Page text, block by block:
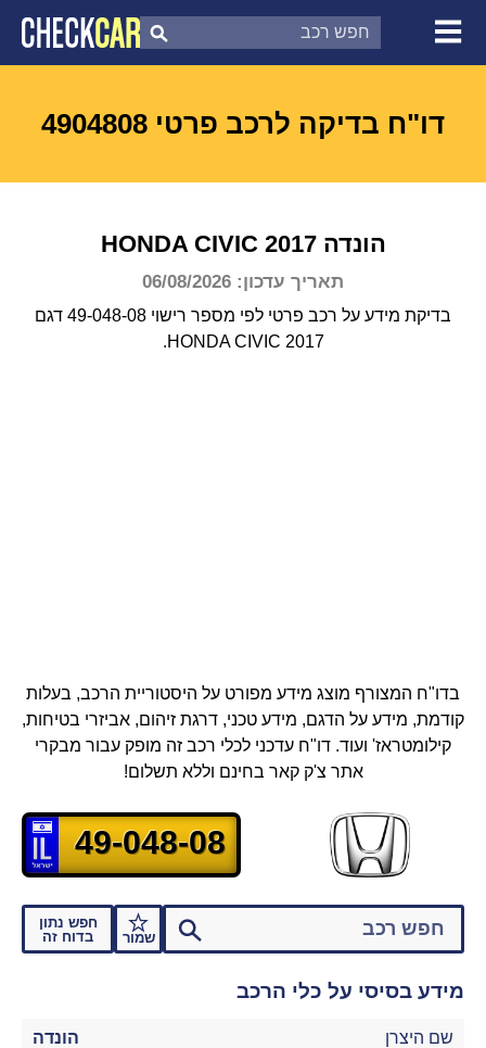
צ'ק קאר
דוח בדיקת רכב
דו"ח בדיקה לרכב פרטי 4904808
הונדה HONDA CIVIC 2017
תאריך עדכון: 06/08/2026
בדיקת מידע על רכב פרטי לפי מספר רישוי 49-048-08 דגם
HONDA CIVIC 2017.
בדו"ח המצורף מוצג מידע מפורט על היסטוריית הרכב, בעלות
קודמת, מידע על הדגם, מידע טכני, דרגת זיהום, אביזרי בטיחות,
קילומטראז' ועוד. דו"ח עדכני לכלי רכב זה מופק עבור מבקרי
אתר צ'ק קאר בחינם וללא תשלום!
שמור
חפש נתון
בדוח זה
49-048-08
מידע בסיסי על כלי הרכב
שם היצרן הונדה